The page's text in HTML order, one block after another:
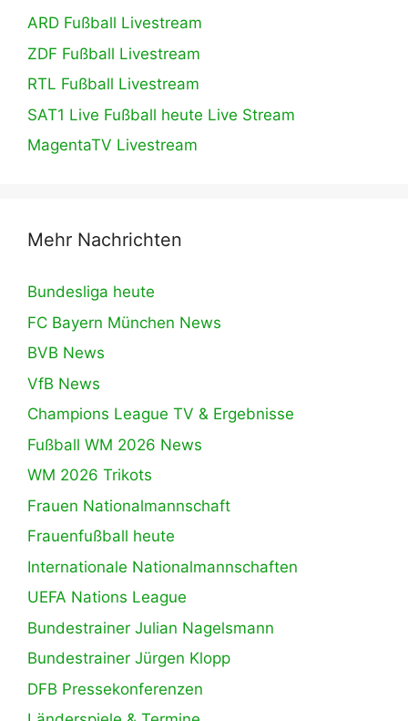
ARD Fußball Livestream
ZDF Fußball Livestream
RTL Fußball Livestream
SAT1 Live Fußball heute Live Stream
MagentaTV Livestream
Mehr Nachrichten
Bundesliga heute
FC Bayern München News
BVB News
VfB News
Champions League TV & Ergebnisse
Fußball WM 2026 News
WM 2026 Trikots
Frauen Nationalmannschaft
Frauenfußball heute
Internationale Nationalmannschaften
UEFA Nations League
Bundestrainer Julian Nagelsmann
Bundestrainer Jürgen Klopp
DFB Pressekonferenzen